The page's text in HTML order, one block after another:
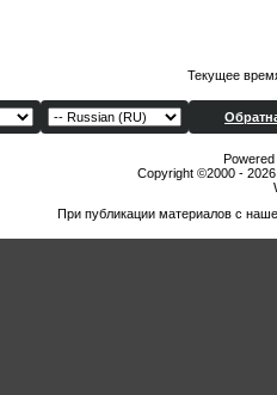
Текущее
Copyright ©2000 -
При публикации материалов с